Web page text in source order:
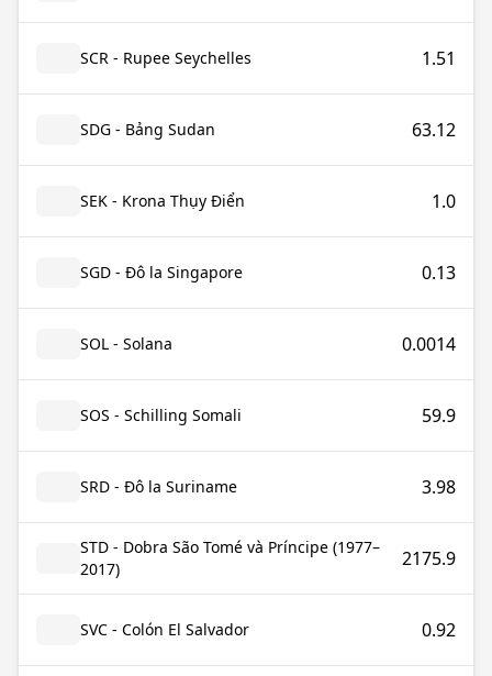
SCR - Rupee Seychelles 1.51
SDG - Bảng Sudan 63.12
SEK - Krona Thụy Điển 1.0
SGD - Đô la Singapore 0.13
SOL - Solana 0.0014
SOS - Schilling Somali 59.9
SRD - Đô la Suriname 3.98
STD - Dobra São Tomé và Príncipe (1977–
2017)
2175.9
SVC - Colón El Salvador 0.92